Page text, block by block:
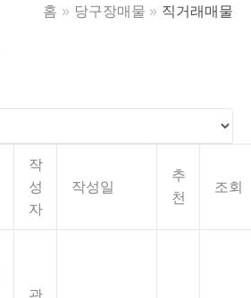
홈
당구장매물 직거래매물
작
성
자
작성일
추
천
조회
관